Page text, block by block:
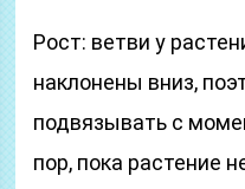
Рост: ветви у
наклонены вниз,
подвязывать с
пор, пока растение